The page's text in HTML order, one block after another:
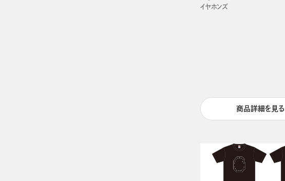
イヤホンズ
商品詳細を見る